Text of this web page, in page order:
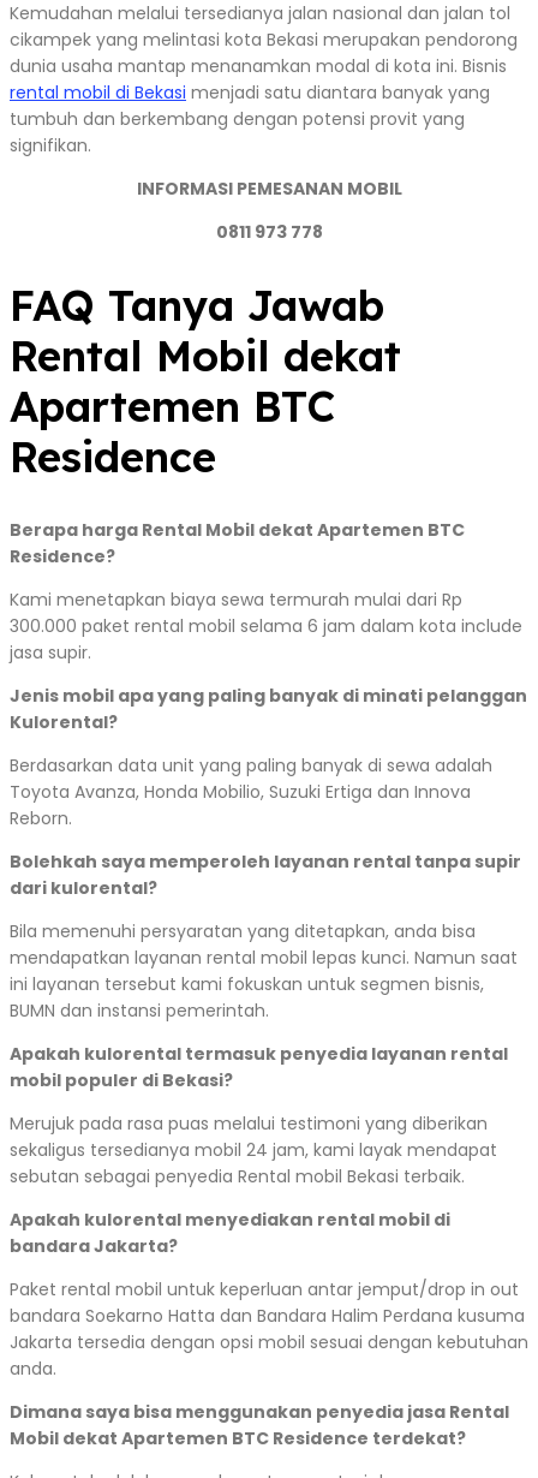
Kemudahan melalui tersedianya jalan nasional dan jalan tol
cikampek yang melintasi kota Bekasi merupakan pendorong
dunia usaha mantap menanamkan modal di kota ini. Bisnis
rental mobil di Bekasi menjadi satu diantara banyak yang
tumbuh dan berkembang dengan potensi provit yang
signifikan.
INFORMASI PEMESANAN MOBIL
0811 973 778
FAQ Tanya Jawab
Rental Mobil dekat
Apartemen BTC
Residence
Berapa harga Rental Mobil dekat Apartemen BTC
Residence?
Kami menetapkan biaya sewa termurah mulai dari Rp
300.000 paket rental mobil selama 6 jam dalam kota include
jasa supir.
Jenis mobil apa yang paling banyak di minati pelanggan
Kulorental?
Berdasarkan data unit yang paling banyak di sewa adalah
Toyota Avanza, Honda Mobilio, Suzuki Ertiga dan Innova
Reborn.
Bolehkah saya memperoleh layanan rental tanpa supir
dari kulorental?
Bila memenuhi persyaratan yang ditetapkan, anda bisa
mendapatkan layanan rental mobil lepas kunci. Namun saat
ini layanan tersebut kami fokuskan untuk segmen bisnis,
BUMN dan instansi pemerintah.
Apakah kulorental termasuk penyedia layanan rental
mobil populer di Bekasi?
Merujuk pada rasa puas melalui testimoni yang diberikan
sekaligus tersedianya mobil 24 jam, kami layak mendapat
sebutan sebagai penyedia Rental mobil Bekasi terbaik.
Apakah kulorental menyediakan rental mobil di
bandara Jakarta?
Paket rental mobil untuk keperluan antar jemput/drop in out
bandara Soekarno Hatta dan Bandara Halim Perdana kusuma
Jakarta tersedia dengan opsi mobil sesuai dengan kebutuhan
anda.
Dimana saya bisa menggunakan penyedia jasa Rental
Mobil dekat Apartemen BTC Residence terdekat?